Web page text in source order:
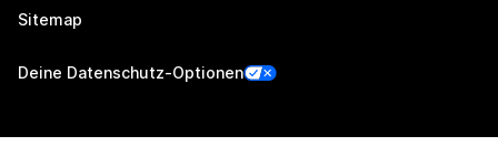
Sitemap
Deine Datenschutz-Optionen